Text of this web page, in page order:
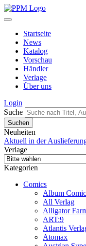
Startseite
News
Katalog
Vorschau
Händler
Verlage
Über uns
Login
Suche
Neuheiten
Aktuell in der
Verlage
Kategorien
Comics
Album
All Verlag
Alligator
ART:9
Atlantis
Atomax